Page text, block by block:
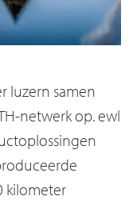
luzern samen
netwerk op. ewl
kilometer